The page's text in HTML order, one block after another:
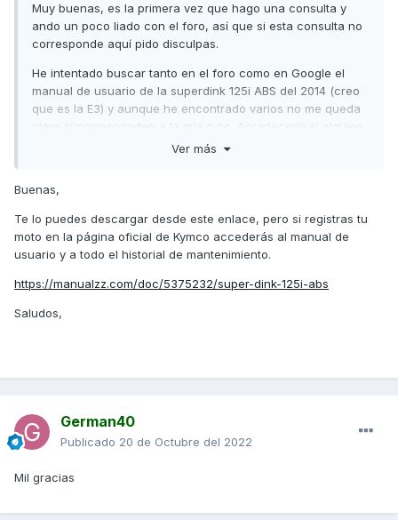
Muy buenas, es la primera vez que hago una consulta y
ando un poco liado con el foro, así que si esta consulta no
corresponde aquí pido disculpas.
He intentado buscar tanto en el foro como en Google el
manual de usuario de la superdink 125i ABS del 2014 (creo
que es la E3) y aunque he encontrado varios no me queda
claro si corresponden a la mía o no. Agradecería si alguien
me pudiera pasar un enlace para poderlo descargar, acabo
Mil gracias
Ver más
Buenas,
Te lo puedes descargar desde este enlace, pero si registras tu
moto en la página oficial de Kymco accederás al manual de
usuario y a todo el historial de mantenimiento.
https://manualzz.com/doc/5375232/super-dink-125i-abs
Saludos,
German40
Publicado 20 de Octubre del 2022
Mil gracias